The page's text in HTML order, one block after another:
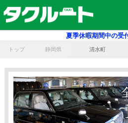
夏季休暇期間中の受
トップ 静岡県 清水町